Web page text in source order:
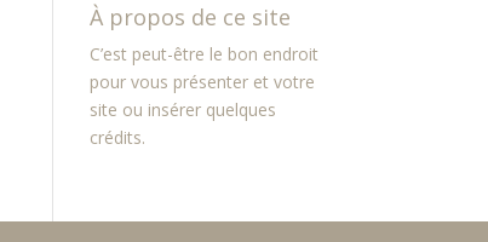
À propos de ce site
C’est peut-être le bon endroit
pour vous présenter et votre
site ou insérer quelques
crédits.